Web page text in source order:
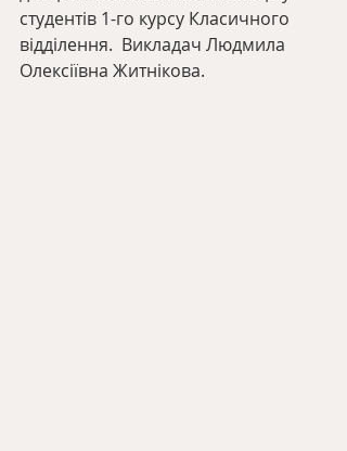
студентів 1-го курсу Класичного
відділення.  Викладач Людмила
Олексіївна Житнікова.